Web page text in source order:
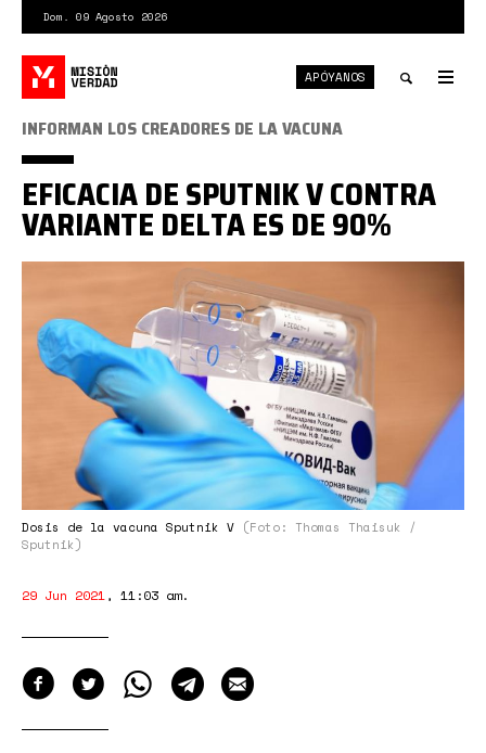
contenido
principal
Dom. 09 Agosto 2026
APÓYANOS
v0.jpg
Dosis de la vacuna Sputnik V (Foto: Thomas Thaisuk /
Sputnik)
INFORMAN LOS CREADORES DE LA VACUNA
EFICACIA DE SPUTNIK V CONTRA
VARIANTE DELTA ES DE 90%
29 Jun 2021, 11:03 am.